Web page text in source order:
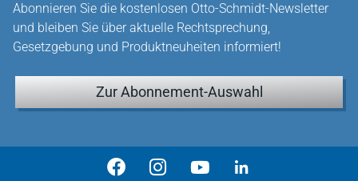
Abonnieren Sie die kostenlosen Otto-Schmidt-Newsletter
und bleiben Sie über aktuelle Rechtsprechung,
Gesetzgebung und Produktneuheiten informiert!
Zur Abonnement-Auswahl